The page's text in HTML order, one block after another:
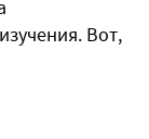
Вот,